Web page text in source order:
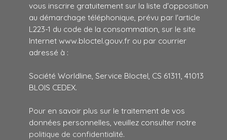
vous inscrire gratuitement sur la liste d'opposition
au démarchage téléphonique, prévu par l'article
L223-1 du code de la consommation, sur le site
Internet www.bloctel.gouv.fr ou par courrier
adressé à :
Société Worldline, Service Bloctel, CS 61311, 41013
BLOIS CEDEX.
Pour en savoir plus sur le traitement de vos
données personnelles, veuillez consulter notre
politique de confidentialité.